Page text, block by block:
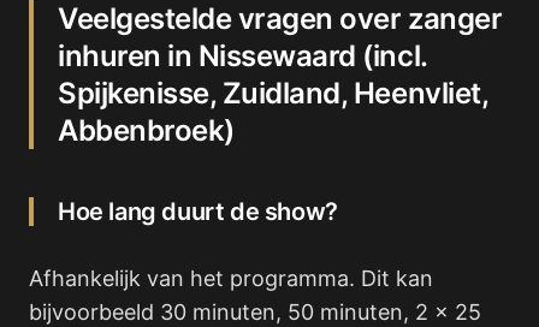
Veelgestelde vragen over zanger
inhuren in Nissewaard (incl.
Spijkenisse, Zuidland, Heenvliet,
Abbenbroek)
Hoe lang duurt de show?
Afhankelijk van het programma. Dit kan
bijvoorbeeld 30 minuten, 50 minuten, 2 x 25